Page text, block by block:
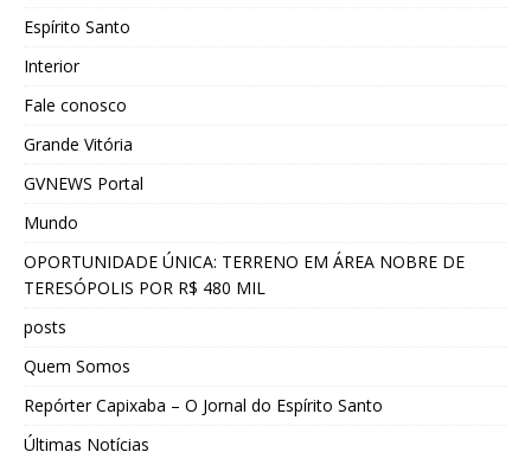
Espírito Santo
Interior
Fale conosco
Grande Vitória
GVNEWS Portal
Mundo
OPORTUNIDADE ÚNICA: TERRENO EM ÁREA NOBRE DE
TERESÓPOLIS POR R$ 480 MIL
posts
Quem Somos
Repórter Capixaba – O Jornal do Espírito Santo
Últimas Notícias